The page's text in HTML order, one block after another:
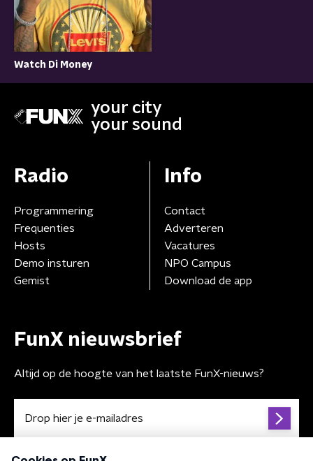
Watch Di Money
your city
your sound
Radio
Programmering
Frequenties
Hosts
Demo insturen
Gemist
Info
Contact
Adverteren
Vacatures
NPO Campus
Download de app
FunX nieuwsbrief
Altijd op de hoogte van het laatste FunX-nieuws?